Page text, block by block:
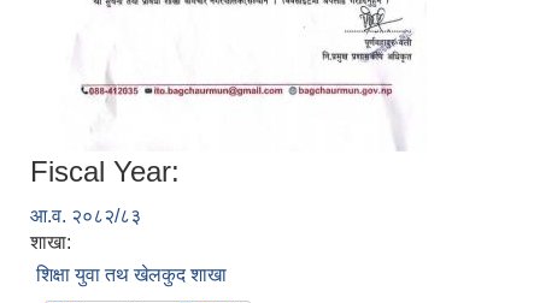
Fiscal Year:
आ.व. २०८२/८३
शाखा:
शिक्षा युवा तथ खेलकुद शाखा